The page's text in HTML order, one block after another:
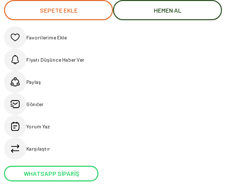
SEPETE EKLE HEMEN AL
Fiyatı Düşünce Haber Ver
Paylaş
Gönder
Yorum Yaz
Karşılaştır
WHATSAPP SİPARİŞ